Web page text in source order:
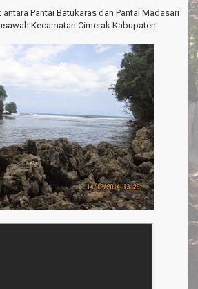
v
i
i
o
Pantai Batukaras dan Pantai Madasari
Kecamatan Cimerak Kabupaten